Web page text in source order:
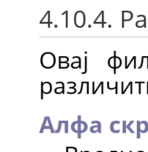
4.10.4.
Овај
Алфа